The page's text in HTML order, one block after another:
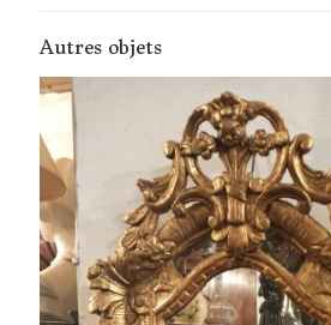
Autres objets